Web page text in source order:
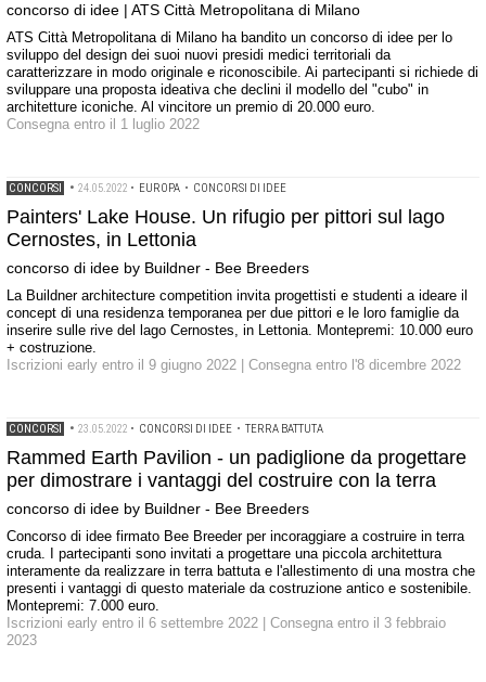
concorso di idee | ATS Città Metropolitana di Milano
ATS Città Metropolitana di Milano ha bandito un concorso di idee per lo
sviluppo del design dei suoi nuovi presidi medici territoriali da
caratterizzare in modo originale e riconoscibile. Ai partecipanti si richiede di
sviluppare una proposta ideativa che declini il modello del "cubo" in
architetture iconiche. Al vincitore un premio di 20.000 euro.
Consegna entro il 1 luglio 2022
CONCORSI • 24.05.2022 • EUROPA • CONCORSI DI IDEE
Painters' Lake House. Un rifugio per pittori sul lago
Cernostes, in Lettonia
concorso di idee by Buildner - Bee Breeders
La Buildner architecture competition invita progettisti e studenti a ideare il
concept di una residenza temporanea per due pittori e le loro famiglie da
inserire sulle rive del lago Cernostes, in Lettonia. Montepremi: 10.000 euro
+ costruzione.
Iscrizioni early entro il 9 giugno 2022 | Consegna entro l'8 dicembre 2022
CONCORSI • 23.05.2022 • CONCORSI DI IDEE • TERRA BATTUTA
Rammed Earth Pavilion - un padiglione da progettare
per dimostrare i vantaggi del costruire con la terra
concorso di idee by Buildner - Bee Breeders
Concorso di idee firmato Bee Breeder per incoraggiare a costruire in terra
cruda. I partecipanti sono invitati a progettare una piccola architettura
interamente da realizzare in terra battuta e l'allestimento di una mostra che
presenti i vantaggi di questo materiale da costruzione antico e sostenibile.
Montepremi: 7.000 euro.
Iscrizioni early entro il 6 settembre 2022 | Consegna entro il 3 febbraio
2023